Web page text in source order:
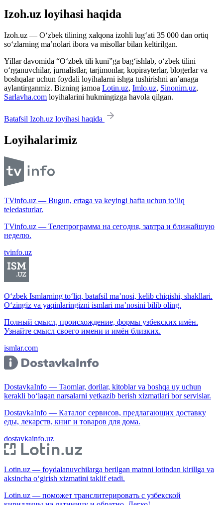
Izoh.uz loyihasi haqida
Izoh.uz — O‘zbek tilining xalqona izohli lug‘ati 35 000 dan ortiq
so‘zlarning ma’nolari ibora va misollar bilan keltirilgan.
Yillar davomida “O‘zbek tili kuni”ga bag‘ishlab, o‘zbek tilini
o‘rganuvchilar, jurnalistlar, tarjimonlar, kopirayterlar, blogerlar va
boshqalar uchun foydali loyihalarni ishga tushirishni an’anaga
aylantirganmiz. Bizning jamoa Lotin.uz, Imlo.uz, Sinonim.uz,
Sarlavha.com loyihalarini hukmingizga havola qilgan.
Batafsil Izoh.uz loyihasi haqida
Loyihalarimiz
TVinfo.uz — Bugun, ertaga va keyingi hafta uchun to‘liq
teledasturlar.
TVinfo.uz — Телепрограмма на сегодня, завтра и ближайшую
неделю.
tvinfo.uz
O‘zbek Ismlarning to‘liq, batafsil ma’nosi, kelib chiqishi, shakllari.
O‘zingiz va yaqinlaringizni ismlari ma’nosini bilib oling.
Полный смысл, происхождение, формы узбекских имён.
Узнайте смысл своего имени и имён близких.
ismlar.com
DostavkaInfo — Taomlar, dorilar, kitoblar va boshqa uy uchun
kerakli bo‘lagan narsalarni yetkazib berish xizmatlari bor servislar.
DostavkaInfo — Каталог сервисов, предлагающих доставку
еды, лекарств, книг и товаров для дома.
dostavkainfo.uz
Lotin.uz — foydalanuvchilarga berilgan matnni lotindan kirillga va
aksincha o‘girish xizmatini taklif etadi.
Lotin.uz — поможет транслитерировать с узбекской